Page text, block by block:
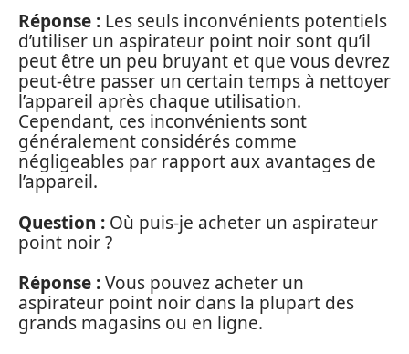
Réponse : Les seuls inconvénients potentiels
d’utiliser un aspirateur point noir sont qu’il
peut être un peu bruyant et que vous devrez
peut-être passer un certain temps à nettoyer
l’appareil après chaque utilisation.
Cependant, ces inconvénients sont
généralement considérés comme
négligeables par rapport aux avantages de
l’appareil.
Question : Où puis-je acheter un aspirateur
point noir ?
Réponse :Vous pouvez acheter un
aspirateur point noir dans la plupart des
grands magasins ou en ligne.